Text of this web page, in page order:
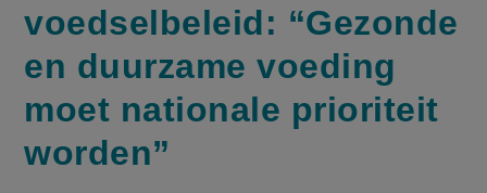
voedselbeleid: “Gezonde
en duurzame voeding
moet nationale prioriteit
worden”